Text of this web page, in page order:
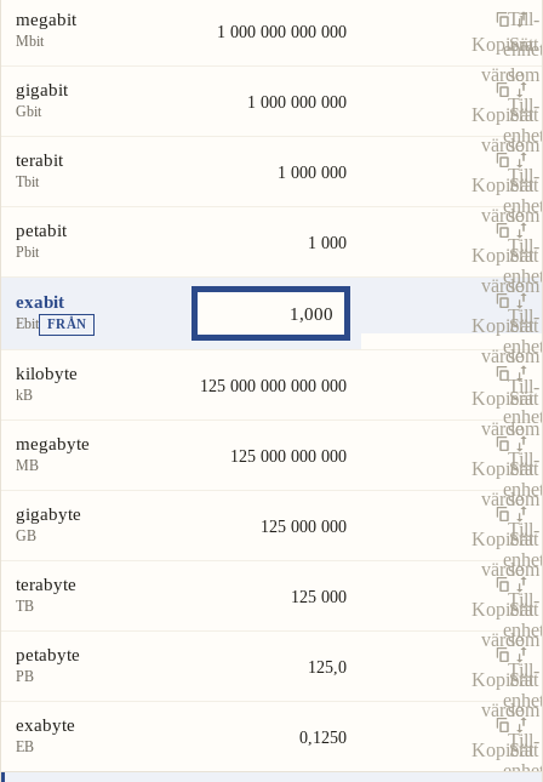
Till-
enhet
megabit
Mbit 1 000 000 000 000
Kopiera
värde
Sätt
som
Till-
enhet
gigabit
Gbit 1 000 000 000
Kopiera
värde
Sätt
som
Till-
enhet
terabit
Tbit 1 000 000
Kopiera
värde
Sätt
som
Till-
enhet
petabit
Pbit 1 000
Kopiera
värde
Sätt
som
Till-
enhet
exabit
Ebit FRÅN
Kopiera
värde
Sätt
som
Till-
enhet
kilobyte
kB 125 000 000 000 000
Kopiera
värde
Sätt
som
Till-
enhet
megabyte
MB 125 000 000 000
Kopiera
värde
Sätt
som
Till-
enhet
gigabyte
GB 125 000 000
Kopiera
värde
Sätt
som
Till-
enhet
terabyte
TB 125 000
Kopiera
värde
Sätt
som
Till-
enhet
petabyte
PB 125,0
Kopiera
värde
Sätt
som
Till-
enhet
exabyte
EB 0,1250
Kopiera
Sätt